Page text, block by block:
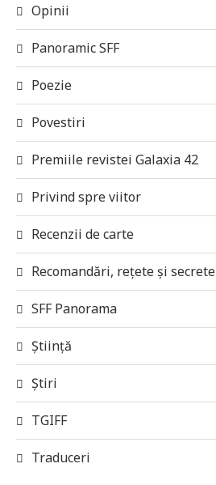
Opinii
Panoramic SFF
Poezie
Povestiri
Premiile revistei Galaxia 42
Privind spre viitor
Recenzii de carte
Recomandări, rețete și secrete
SFF Panorama
Știință
Știri
TGIFF
Traduceri